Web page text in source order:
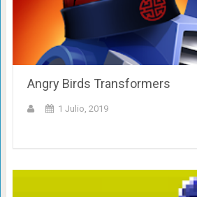
Angry Birds Transformers
1 Julio, 2019